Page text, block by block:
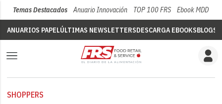
Temas Destacados Anuario Innovación TOP 100 FRS Ebook MDD
ANUARIOS PAPELÚLTIMAS NEWSLETTERSDESCARGA EBOOKSBLOGS
SHOPPERS